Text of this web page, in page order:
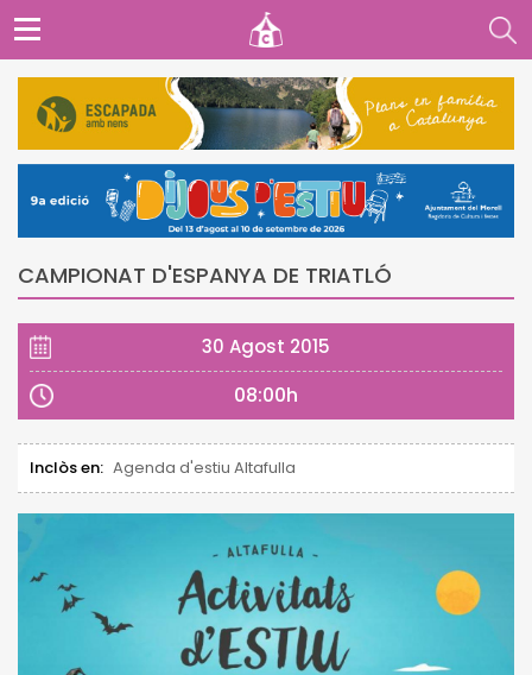
CAMPIONAT D'ESPANYA DE TRIATLÓ
30 Agost 2015
08:00h
Inclòs en: Agenda d'estiu Altafulla